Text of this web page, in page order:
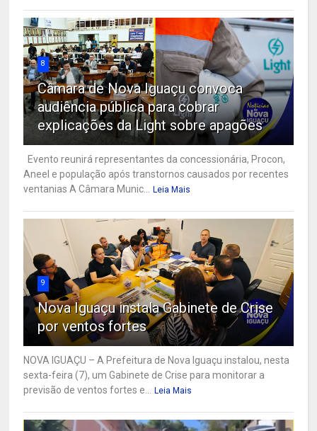
8
Câmara de Nova Iguaçu convoca
audiência pública para cobrar
explicações da Light sobre apagões
Evento reunirá representantes da concessionária, Procon,
Aneel e população após transtornos causados por recentes
ventanias A Câmara Munic...
Leia Mais
9
Nova Iguaçu instala Gabinete de Crise
por ventos fortes
NOVA IGUAÇU – A Prefeitura de Nova Iguaçu instalou, nesta
sexta-feira (7), um Gabinete de Crise para monitorar a
previsão de ventos fortes e...
Leia Mais